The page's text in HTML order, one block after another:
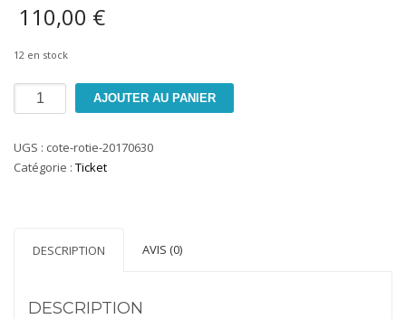
110,00 €
12 en stock
quantité
de
vignoble
de
AJOUTER AU PANIER
UGS : cote-rotie-20170630
Catégorie : Ticket
DESCRIPTION AVIS (0)
DESCRIPTION